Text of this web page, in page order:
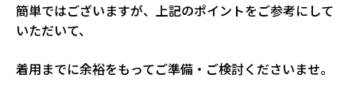
簡単ではございますが、上記のポイントをご参考にして
いただいて、
着用までに余裕をもってご準備・ご検討くださいませ。